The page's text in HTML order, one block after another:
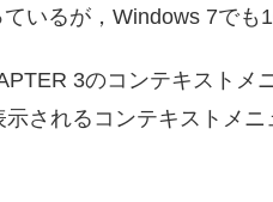
いるが，Windows 7でも
3のコンテキストメ
されるコンテキストメ